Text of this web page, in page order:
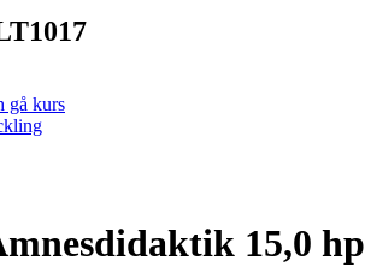
gå kurs
15,0 hp